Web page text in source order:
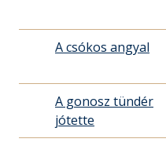
A csókos angyal
A gonosz tündér
jótette